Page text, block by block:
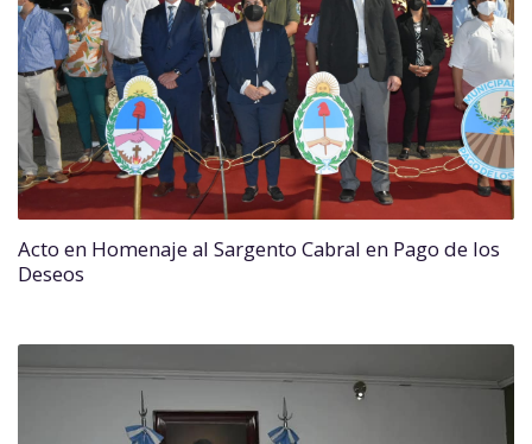
Acto en Homenaje al Sargento Cabral en Pago de los
Deseos